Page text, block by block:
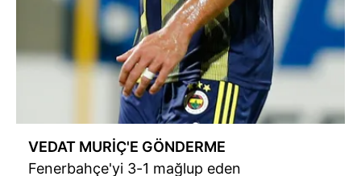
Çerezlere ilişkin tercihlerinizi aşağıda yer alan panel
vasıtasıyla belirleyebilirsiniz. Çerezlere ilişkin detaylı bilgi
için Ayarlar butonuna tıklayabilir,Çerez Bilgilendirme
ziyaret edebilirsiniz.
6698 sayılı Kişisel Verilerin Korunması Kanunu uyarınca
hazırlanmış Aydınlatma Metnimizi okumak ve sitemizde
ilgili mevzuata uygun olarak kullanılan çerezlerle ilgili bilgi
VEDAT MURİÇ'E GÖNDERME
Fenerbahçe'yi 3-1 mağlup eden